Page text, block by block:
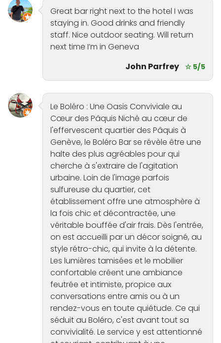
Great bar right next to the hotel I was
staying in. Good drinks and friendly
staff. Nice outdoor seating. Will return
next time I’m in Geneva
John Parfrey ☆ 5/5
Le Boléro : Une Oasis Conviviale au
Cœur des Pâquis Niché au cœur de
l'effervescent quartier des Pâquis à
Genève, le Boléro Bar se révèle être une
halte des plus agréables pour qui
cherche à s'extraire de l'agitation
urbaine. Loin de l'image parfois
sulfureuse du quartier, cet
établissement offre une atmosphère à
la fois chic et décontractée, une
véritable bouffée d'air frais. Dès l'entrée,
on est accueilli par un décor soigné, au
style rétro-chic, qui invite à la détente.
Les lumières tamisées et le mobilier
confortable créent une ambiance
feutrée et intimiste, propice aux
conversations entre amis ou à un
rendez-vous en toute quiétude. Ce qui
séduit au Boléro, c'est avant tout sa
convivialité. Le service y est attentionné